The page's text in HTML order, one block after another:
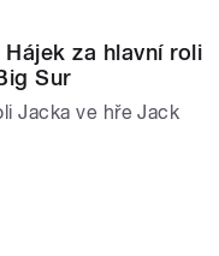
za hlavní roli
Sur
Jacka ve hře Jack